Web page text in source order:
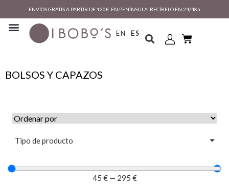
ENVÍOS GRATIS A PARTIR DE 120€ EN PENÍNSULA. RECÍBELO EN 24/48h
EN ES
BOLSOS Y CAPAZOS
Tipo de producto
45 €— 295 €